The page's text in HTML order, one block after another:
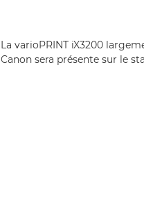
La varioPRINT iX3200
Canon sera présente sur le